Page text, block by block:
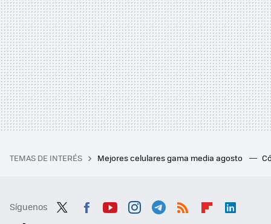
TEMAS DE INTERÉS Mejores celulares gama media agosto
Síguenos